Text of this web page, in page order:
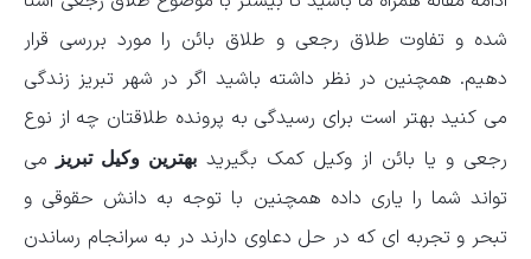
شده و تفاوت طلاق رجعی و طلاق بائن را مورد بررسی قرار
دهیم. همچنین در نظر داشته باشید اگر در شهر تبریز زندگی
می کنید بهتر است برای رسیدگی به پرونده طلاقتان چه از نوع
رجعی و یا بائن از وکیل کمک بگیریدبهترین وکیل تبریز
می
تواند شما را یاری داده همچنین با توجه به دانش حقوقی و
تبحر و تجربه ای که در حل دعاوی دارند در به سرانجام رساندن